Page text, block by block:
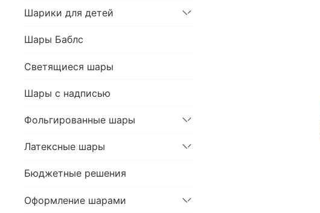
Шарики для детей
Шары Баблс
Светящиеся шары
Шары с надписью
Фольгированные шары
Латексные шары
Бюджетные решения
Оформление шарами